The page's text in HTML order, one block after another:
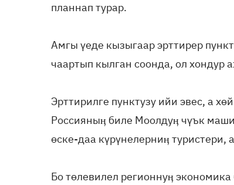
планнап турар.
Амгы үеде кызыгаар эрттирер
чаартып кылган соонда, ол хондур
Эрттирилге пунктузу ийи эвес, а
Россияныӊ биле Моолдуӊ чүък
өске-даа күрүнелерниӊ туристери,
Бо төлевилел регионнуӊ